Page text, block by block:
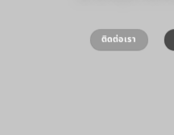
ติดต่อเรา